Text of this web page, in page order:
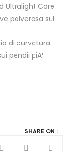
Ultralight Core:
polverosa sul
di curvatura
pendii piÃ¹
SHARE ON :